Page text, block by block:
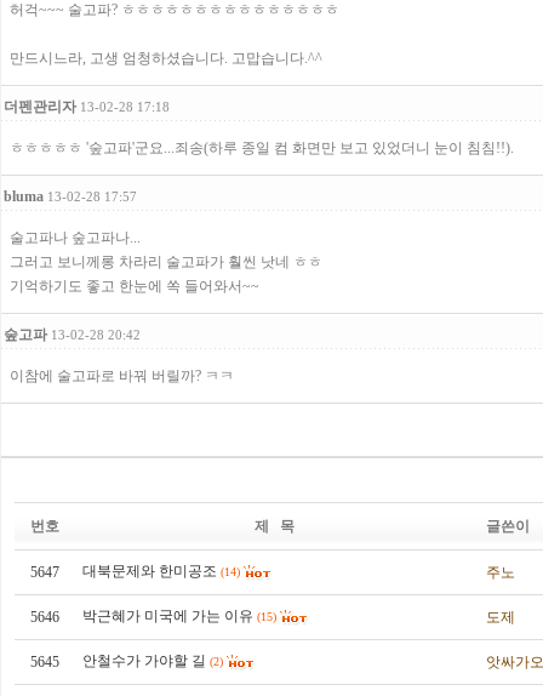
허걱~~~ 술고파? ㅎㅎㅎㅎㅎㅎㅎㅎㅎㅎㅎㅎㅎㅎㅎ
만드시느라, 고생 엄청하셨습니다. 고맙습니다.^^
더펜관리자 13-02-28 17:18
ㅎㅎㅎㅎㅎ '숲고파'군요...죄송(하루 종일 컴 화면만 보고 있었더니 눈이 침침!!).
bluma 13-02-28 17:57
술고파나 숲고파나...
그러고 보니께롱 차라리 술고파가 훨씬 낫네 ㅎㅎ
기억하기도 좋고 한눈에 쏙 들어와서~~
숲고파 13-02-28 20:42
이참에 술고파로 바꿔 버릴까? ㅋㅋ
번호 제 목 글쓴이
5647 대북문제와 한미공조 (14) 주노
5646 박근혜가 미국에 가는 이유 (15) 도제
5645 안철수가 가야할 길 (2) 앗싸가